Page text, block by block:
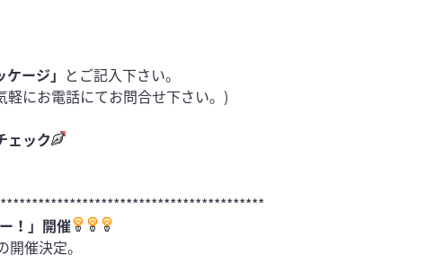
ケージ」 とご記入下さい。
にお電話にてお問合せ下さい。)
ェック
！」開催
催決定。